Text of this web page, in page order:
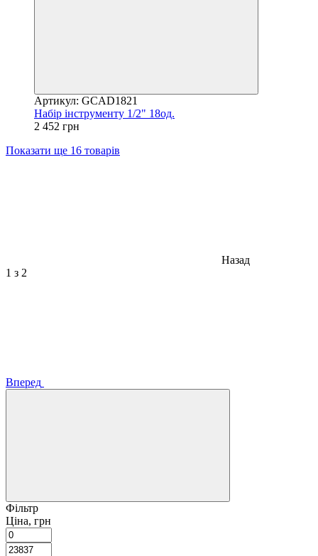
Артикул: GCAD1821
Набір інструменту 1/2" 18од.
2 452 грн
Показати ще 16 товарів
Назад
1 з 2
Вперед
Фільтр
Ціна, грн